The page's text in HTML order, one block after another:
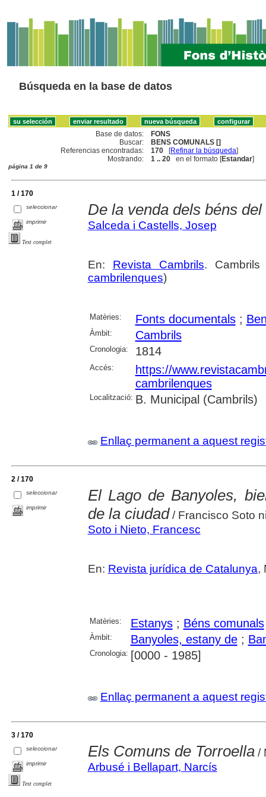
Búsqueda en la base de datos
Base de datos:
FONS
Buscar:
BENS COMUNALS []
Referencias encontradas:
170 [Refinar la búsqueda]
Mostrando:
1 .. 20 en el formato [Estandar]
página 1 de 9
1 / 170
seleccionar
imprimir
Text complet
De la venda dels béns
Salceda i Castells, Josep
En: Revista Cambrils. Cambrils
cambrilenques)
Matèries: Fonts documentals;
Àmbit: Cambrils
Cronologia: 1814
Accés:
https://
cambrilenques
Localització: B. Municipal (Cambrils)
Enllaç permanent a aquest
2 / 170
seleccionar
imprimir
El Lago de Banyoles,
de la ciudad/ Francisco Soto
Soto i Nieto, Francesc
En: Revista jurídica de Catalunya,
Matèries: Estanys; Béns comunals
Àmbit: Banyoles, estany de;
Cronologia: [0000 - 1985]
Enllaç permanent a aquest
3 / 170
seleccionar
imprimir
Text complet
Els Comuns de Torroella/
Arbusé i Bellapart, Narcís